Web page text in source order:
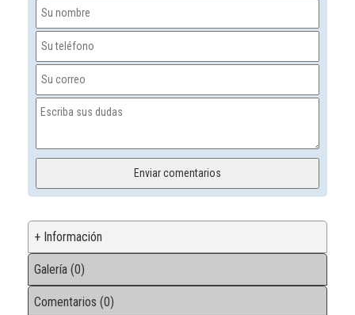
+ Información
Galería (0)
Comentarios (0)